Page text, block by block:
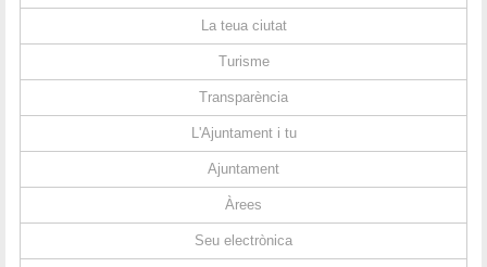
La teua ciutat
Turisme
Transparència
L'Ajuntament i tu
Ajuntament
Àrees
Seu electrònica